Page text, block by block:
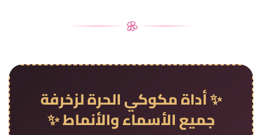
🌸
✨ أداة مكوكي الحرة لزخرفة
جميع الأسماء والأنماط ✨